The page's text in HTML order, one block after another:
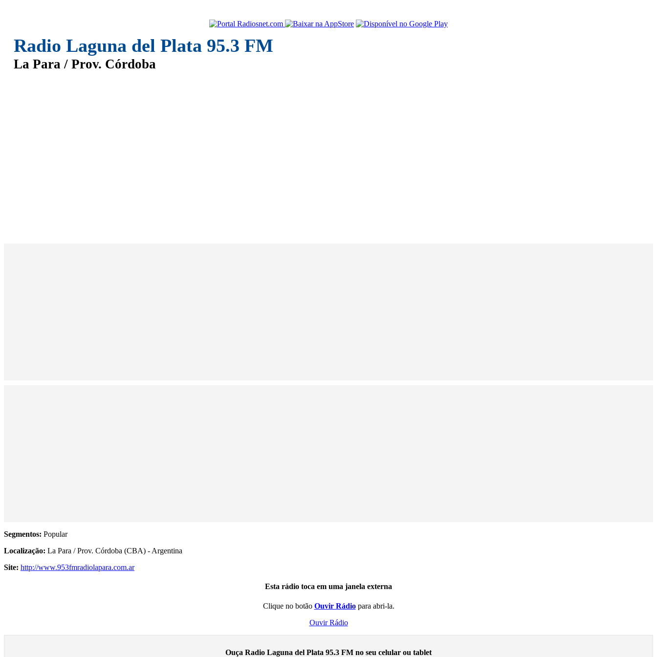
Radio Laguna del Plata 95.3 FM
La Para / Prov. Córdoba
Segmentos: Popular
Localização: La Para / Prov. Córdoba (CBA) - Argentina
Site: http://www.953fmradiolapara.com.ar
Esta rádio toca em uma janela externa
Clique no botão Ouvir Rádiopara abri-la.
Ouvir Rádio
Ouça Radio Laguna del Plata 95.3 FM no seu celular ou tablet